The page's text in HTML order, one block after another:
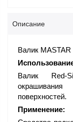
Описание
Валик
Валик Red-
поверхностей.
Применение: